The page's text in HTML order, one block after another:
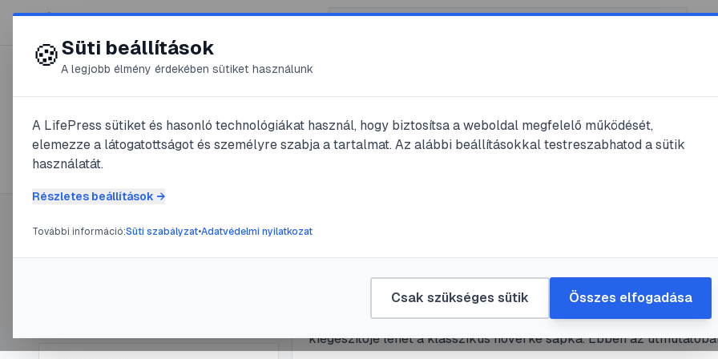
😍 LifePress
🏷️#kreatív
12cikk található ezzel a címkével
Címke információ #
útmutató
Egy farsangi jelmez elengedhetetlen kelléke vagy egy tematikus buli
kiegészítője lehet a klasszikus nővérke sapka. Ebben az
🍪Süti beállítások
A legjobb élmény érdekében sütiket használunk
A LifePress sütiket és hasonló technológiákat használ, hogy biztosítsa a weboldal megfelelő működését,
elemezze a látogatottságot és személyre szabja a tartalmat. Az alábbi beállításokkal testreszabhatod a sütik
használatát.
Részletes beállítások →
További információ:Süti szabályzat•Adatvédelmi nyilatkozat
Csak szükséges sütik Összes elfogadása